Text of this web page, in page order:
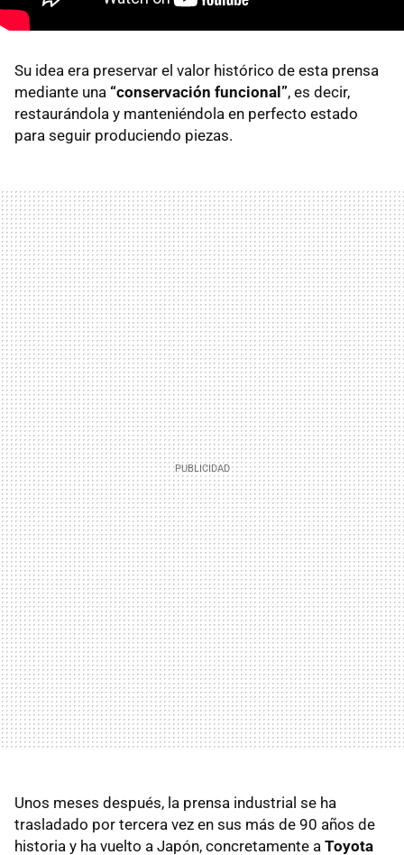
Su idea era preservar el valor histórico de esta prensa
mediante una “conservación funcional”, es decir,
restaurándola y manteniéndola en perfecto estado
para seguir produciendo piezas.
Unos meses después, la prensa industrial se ha
trasladado por tercera vez en sus más de 90 años de
historia y ha vuelto a Japón, concretamente a Toyota